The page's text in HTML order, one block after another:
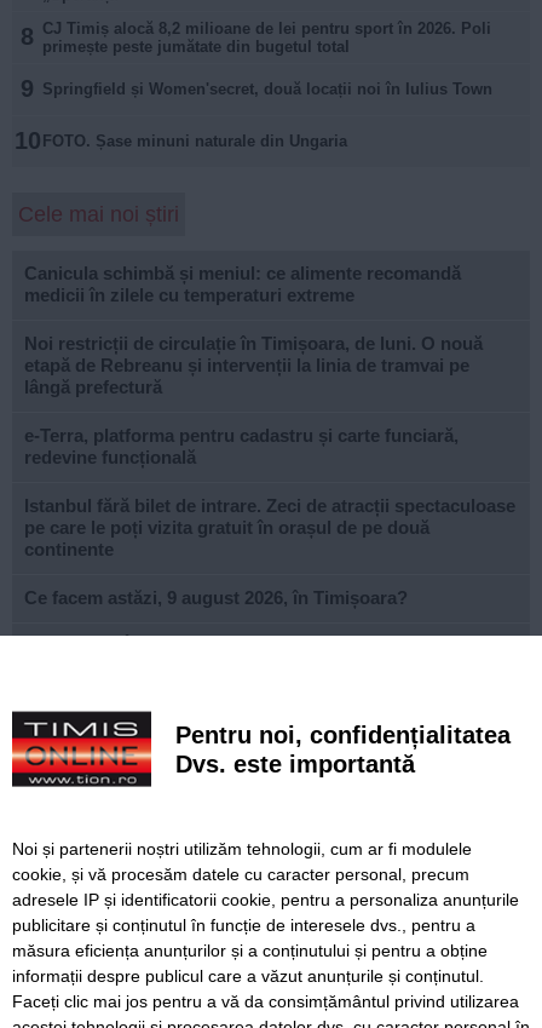
8 CJ Timiș alocă 8,2 milioane de lei pentru sport în 2026. Poli
primește peste jumătate din bugetul total
9 Springfield și Women'secret, două locații noi în Iulius Town
10 FOTO. Șase minuni naturale din Ungaria
Cele mai noi știri
Canicula schimbă și meniul: ce alimente recomandă
medicii în zilele cu temperaturi extreme
Noi restricții de circulație în Timișoara, de luni. O nouă
etapă de Rebreanu și intervenții la linia de tramvai pe
lângă prefectură
e-Terra, platforma pentru cadastru și carte funciară,
redevine funcțională
Istanbul fără bilet de intrare. Zeci de atracții spectaculoase
pe care le poți vizita gratuit în orașul de pe două
continente
Ce facem astăzi, 9 august 2026, în Timișoara?
Construcție impresionantă din Imperiul Roman, scoasă la
iveală de nivelul scăzut al Dunării
Continuă modernizarea centrului pietonal al Lugojului.
Poli scapă de înfrângere, dar pleacă doar cu un punct din
deplasarea cu Șelimbăr
Noi puncte de hidratare în oraș. S-a alăturat și mediul
privat inițiativei Primăriei Timișoara
Pentru noi, confidențialitatea
Dvs. este importantă
Noi și partenerii noștri utilizăm tehnologii, cum ar fi modulele
cookie, și vă procesăm datele cu caracter personal, precum
adresele IP și identificatorii cookie, pentru a personaliza anunțurile
publicitare și conținutul în funcție de interesele dvs., pentru a
măsura eficiența anunțurilor și a conținutului și pentru a obține
informații despre publicul care a văzut anunțurile și conținutul.
Faceți clic mai jos pentru a vă da consimțământul privind utilizarea